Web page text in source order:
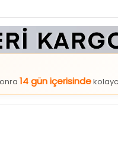
14 gün içerisinde